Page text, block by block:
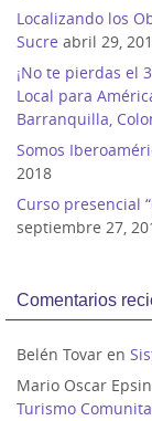
Localizando los
Sucre abril 29,
¡No te pierdas el
Local para
Barranquilla,
Somos
2018
Curso presencial
septiembre 27,
Comentarios
Belén Tovar en
Mario Oscar
Turismo